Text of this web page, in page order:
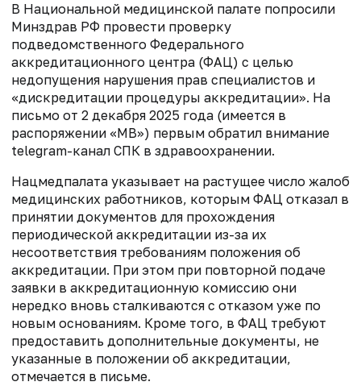
В Национальной медицинской палате попросили
Минздрав РФ провести проверку
подведомственного Федерального
аккредитационного центра (ФАЦ) с целью
недопущения нарушения прав специалистов и
«дискредитации процедуры аккредитации». На
письмо от 2 декабря 2025 года (имеется в
распоряжении «МВ») первым обратил внимание
telegram-канал СПК в здравоохранении.
Нацмедпалата указывает на растущее число жалоб
медицинских работников, которым ФАЦ отказал в
принятии документов для прохождения
периодической аккредитации из-за их
несоответствия требованиям положения об
аккредитации. При этом при повторной подаче
заявки в аккредитационную комиссию они
нередко вновь сталкиваются с отказом уже по
новым основаниям. Кроме того, в ФАЦ требуют
предоставить дополнительные документы, не
указанные в положении об аккредитации,
отмечается в письме.